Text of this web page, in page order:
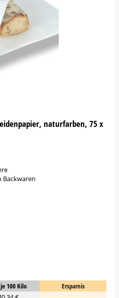
naturfarben, 75 x
Backwaren
100 Kilo
Ersparnis